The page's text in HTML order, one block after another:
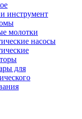
инструмент
молотки
насосы
для